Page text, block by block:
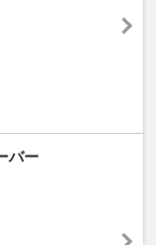
バー